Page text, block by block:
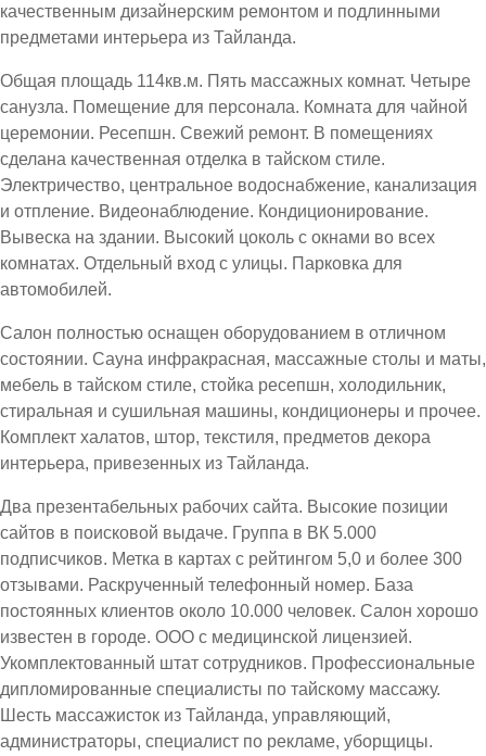
качественным дизайнерским ремонтом и подлинными
предметами интерьера из Тайланда.
Общая площадь 114кв.м. Пять массажных комнат. Четыре
санузла. Помещение для персонала. Комната для чайной
церемонии. Ресепшн. Свежий ремонт. В помещениях
сделана качественная отделка в тайском стиле.
Электричество, центральное водоснабжение, канализация
и отпление. Видеонаблюдение. Кондиционирование.
Вывеска на здании. Высокий цоколь с окнами во всех
комнатах. Отдельный вход с улицы. Парковка для
автомобилей.
Салон полностью оснащен оборудованием в отличном
состоянии. Сауна инфракрасная, массажные столы и маты,
мебель в тайском стиле, стойка ресепшн, холодильник,
стиральная и сушильная машины, кондиционеры и прочее.
Комплект халатов, штор, текстиля, предметов декора
интерьера, привезенных из Тайланда.
Два презентабельных рабочих сайта. Высокие позиции
сайтов в поисковой выдаче. Группа в ВК 5.000
подписчиков. Метка в картах с рейтингом 5,0 и более 300
отзывами. Раскрученный телефонный номер. База
постоянных клиентов около 10.000 человек. Салон хорошо
известен в городе. ООО с медицинской лицензией.
Укомплектованный штат сотрудников. Профессиональные
дипломированные специалисты по тайскому массажу.
Шесть массажисток из Тайланда, управляющий,
администраторы, специалист по рекламе, уборщицы.